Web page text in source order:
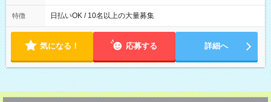
働8時間） ※週5日勤務（場所次第では週4も有り） ※配達状況
によって時間外での勤務可能性有り ※案件により多少の前後あ
特徴 日払いOK / 10名以上の大量募集
気になる！ 応募する 詳細へ